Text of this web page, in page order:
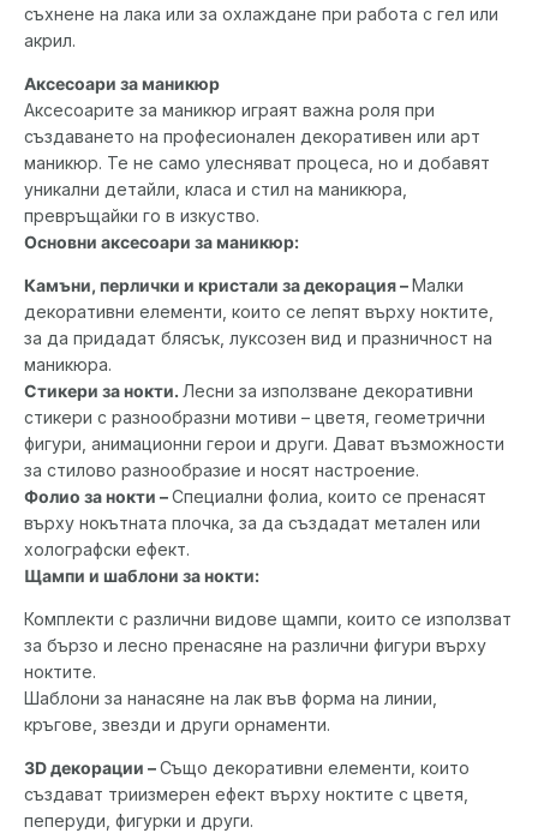
съхнене на лака или за охлаждане при работа с гел или
акрил.
Аксесоари за маникюр
Аксесоарите за маникюр играят важна роля при
създаването на професионален декоративен или арт
маникюр. Те не само улесняват процеса, но и добавят
уникални детайли, класа и стил на маникюра,
превръщайки го в изкуство.
Основни аксесоари за маникюр:
Камъни, перлички и кристали за декорация –Малки
декоративни елементи, които се лепят върху ноктите,
за да придадат блясък, луксозен вид и празничност на
маникюра.
Стикери за нокти. Лесни за използване декоративни
стикери с разнообразни мотиви – цветя, геометрични
фигури, анимационни герои и други. Дават възможности
за стилово разнообразие и носят настроение.
Фолио за нокти –Специални фолиа, които се пренасят
върху нокътната плочка, за да създадат метален или
холографски ефект.
Щампи и шаблони за нокти:
Комплекти с различни видове щампи, които се използват
за бързо и лесно пренасяне на различни фигури върху
ноктите.
Шаблони за нанасяне на лак във форма на линии,
кръгове, звезди и други орнаменти.
3D декорации –Също декоративни елементи, които
създават триизмерен ефект върху ноктите с цветя,
пеперуди, фигурки и други.